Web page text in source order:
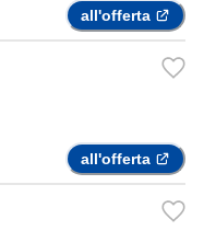
all'offerta
all'offerta